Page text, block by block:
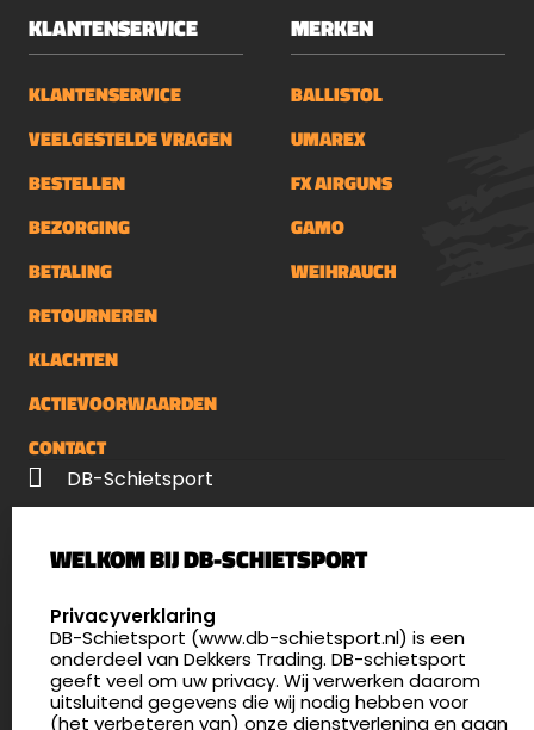
KLANTENSERVICE
KLANTENSERVICE
VEELGESTELDE VRAGEN
BESTELLEN
BEZORGING
BETALING
RETOURNEREN
KLACHTEN
ACTIEVOORWAARDEN
CONTACT
MERKEN
BALLISTOL
UMAREX
FX AIRGUNS
GAMO
WEIHRAUCH
DB-Schietsport
5411 LX Zeeland
4.8
175 beoordelingen
info@db-schietsport.nl
WELKOM BIJ DB-SCHIETSPORT
SELECT LANGUAGE
Privacyverklaring
DB-Schietsport (www.db-schietsport.nl) is een
onderdeel van Dekkers Trading. DB-schietsport
geeft veel om uw privacy. Wij verwerken daarom
uitsluitend gegevens die wij nodig hebben voor
(het verbeteren van) onze dienstverlening en gaan